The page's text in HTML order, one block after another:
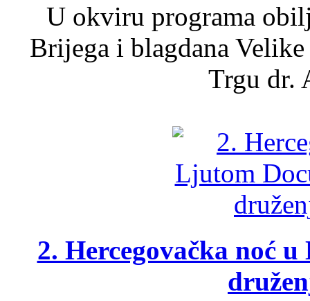
U okviru programa
Brijega i blagdana
Trgu dr.
2. Hercegovačka noć